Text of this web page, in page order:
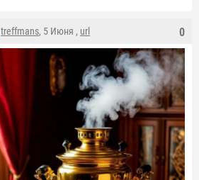
0
treffmans, 5 Июня , url